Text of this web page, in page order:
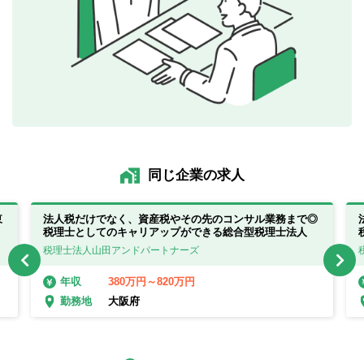
同じ企業の求人
法人税だけでなく、資産税やその先のコンサル業務まで◎
税理士としてのキャリアップができる総合型税理士法人
税理士法人山田アンドパートナーズ
年収
380万円～820万円
勤務地
大阪府